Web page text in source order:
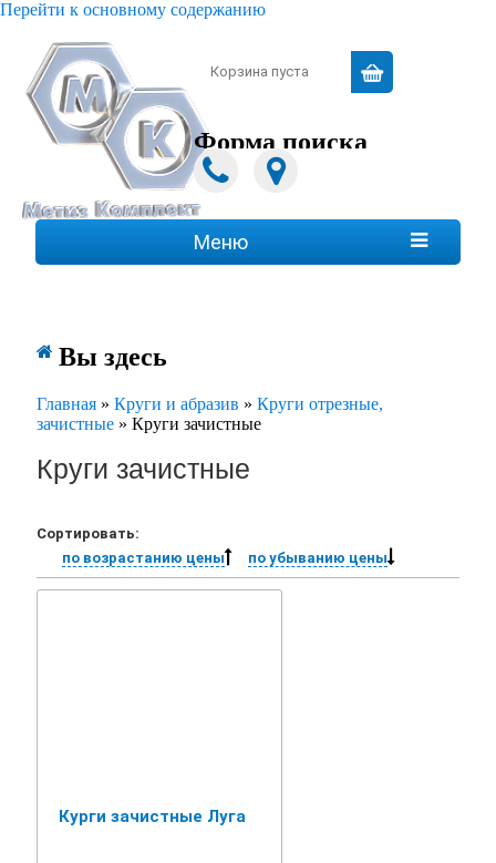
Перейти к основному содержанию
Корзина пуста
Форма поиска
Меню
 Вы здесь
Главная » Круги и абразив » Круги отрезные,
зачистные » Круги зачистные
Круги зачистные
Сортировать:
по возрастанию цены
по убыванию цены
Курги зачистные Луга